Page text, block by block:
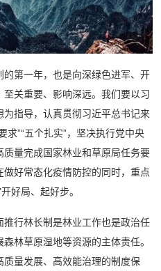
第一年，也是向深绿色进军、开
关重要、影响深远。我们要以习
指导，认真贯彻习近平总书记来
求”“五个扎实”，坚决执行党中央
量完成国家林业和草原局任务要
好常态化疫情防控的同时，重点
好局、起好步。
行林长制是林业工作也是政治任
林草原湿地等资源的主体责任。
量发展、高效能治理的制度保